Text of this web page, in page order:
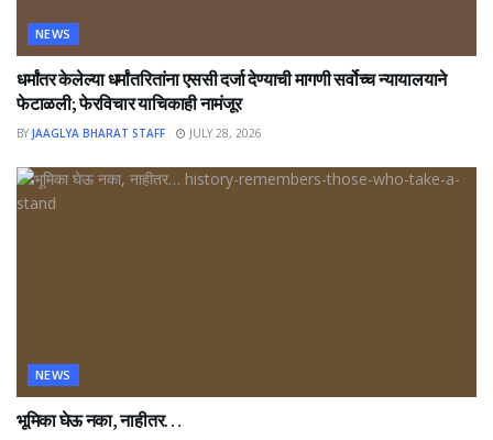
NEWS
धर्मांतर केलेल्या धर्मांतरितांना एससी दर्जा देण्याची मागणी सर्वोच्च न्यायालयाने
फेटाळली; फेरविचार याचिकाही नामंजूर
BY JAAGLYA BHARAT STAFF JULY 28, 2026
NEWS
भूमिका घेऊ नका, नाहीतर…